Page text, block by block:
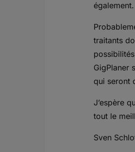
également.
traitants
GigPlaner
qui seront
J’espère
tout le
Sven